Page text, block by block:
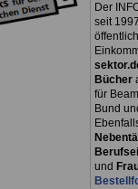
Der
seit
Bücher
für
Bund
und